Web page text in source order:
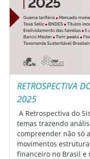
RETROSPECTIVA
2025
A Retrospectiva do
temas trazendo
compreender não só
movimentos
financeiro no Brasil e